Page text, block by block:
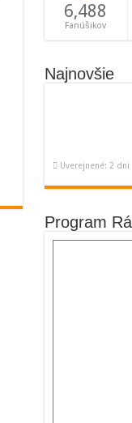
6,488
Fanúšikov
Najnovšie
Uverejnené: 2 dni
Program